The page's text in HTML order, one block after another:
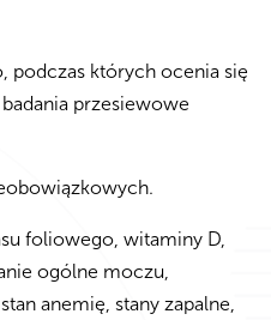
podczas których ocenia się
przesiewowe
foliowego, witaminy D,
ogólne moczu,
anemię, stany zapalne,